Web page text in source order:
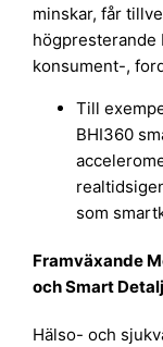
minskar, får
konsument-,
Till
BHI360
som
Framväxande
och Smart
Hälso- och